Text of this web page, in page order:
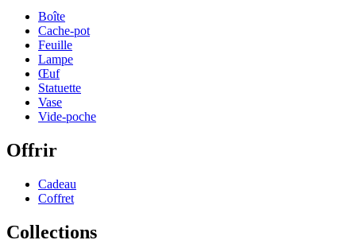
Boîte
Cache-pot
Feuille
Lampe
Œuf
Statuette
Vase
Vide-poche
Offrir
Cadeau
Coffret
Collections